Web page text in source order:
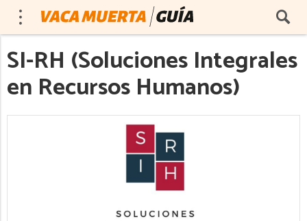
SI-RH (Soluciones Integrales
en Recursos Humanos)